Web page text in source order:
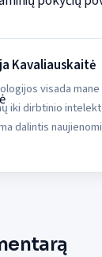
Kavaliauskaitė
visada
iki dirbtinio
dalintis